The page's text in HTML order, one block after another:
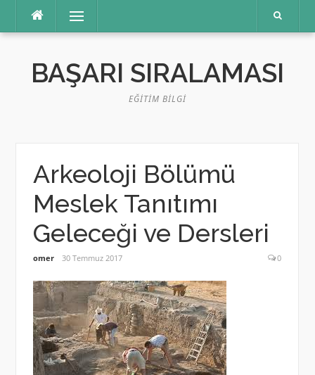
Menü
BAŞARI SIRALAMASI
EĞITIM BILGI
Arkeoloji Bölümü
Meslek Tanıtımı
Geleceği ve Dersleri
omer 30 Temmuz 2017 0